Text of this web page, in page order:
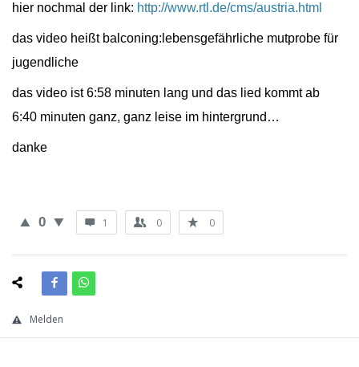
hier nochmal der link: http://www.rtl.de/cms/austria.html
das video heißt balconing:lebensgefährliche mutprobe für
jugendliche
das video ist 6:58 minuten lang und das lied kommt ab
6:40 minuten ganz, ganz leise im hintergrund…
danke
0 1 0 0
Melden